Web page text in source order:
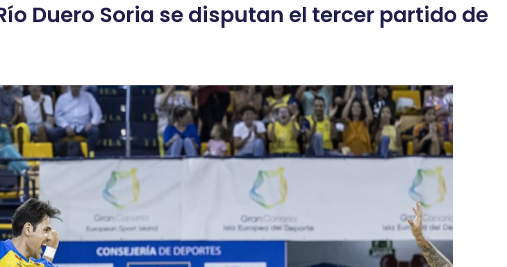
Duero Soria se disputan el tercer partido de